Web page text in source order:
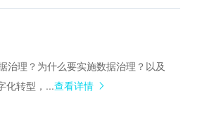
决
理清数据资源，了解数据来龙去脉
数据质量管理
指标体系建设方案
数据仓库及商业智能方案
集数据采集补录、数据ETL建
仓湖一体化数据中心建
治理？为什么要实施数据治理？以及
化转型，...查看详情